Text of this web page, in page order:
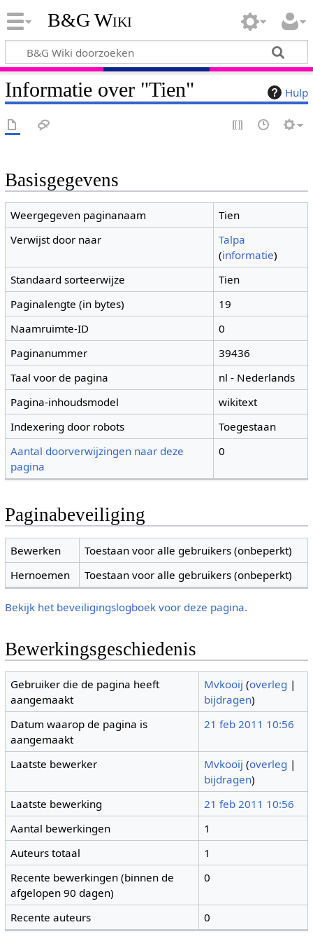
B&G Wiki
Hulp
Informatie over "Tien"
Basisgegevens
Weergegeven paginanaam
Tien
Verwijst door naar
Talpa
(informatie)
Standaard sorteerwijze
Tien
Paginalengte (in bytes)
19
Naamruimte-ID
0
Paginanummer
39436
Taal voor de pagina
nl - Nederlands
Pagina-inhoudsmodel
wikitext
Indexering door robots
Toegestaan
Aantal doorverwijzingen naar deze
pagina
0
Paginabeveiliging
Bewerken
Toestaan voor alle gebruikers (onbeperkt)
Hernoemen
Toestaan voor alle gebruikers (onbeperkt)
Bekijk het beveiligingslogboek voor deze pagina.
Bewerkingsgeschiedenis
Gebruiker die de pagina heeft
aangemaakt
Mvkooij (overleg |
bijdragen)
Datum waarop de pagina is
aangemaakt
21 feb 2011 10:56
Laatste bewerker Mvkooij (overleg |
bijdragen)
Laatste bewerking
21 feb 2011 10:56
Aantal bewerkingen
1
Auteurs totaal
1
Recente bewerkingen (binnen de
afgelopen 90 dagen)
0
Recente auteurs 0